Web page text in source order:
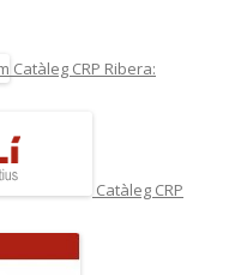
Catàleg CRP Ribera:
Catàleg CRP